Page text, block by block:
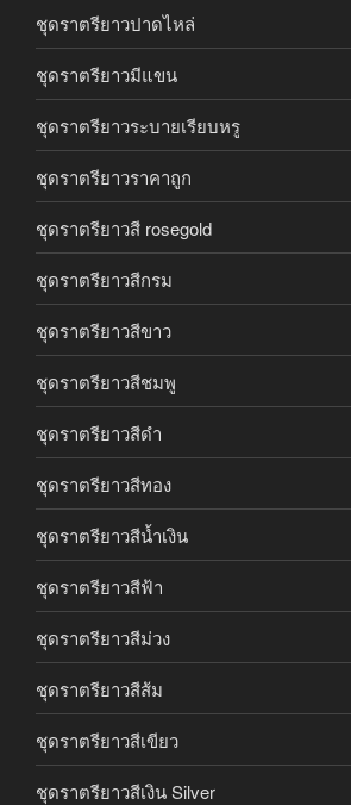
ชุดราตรียาวปาดไหล่
ชุดราตรียาวมีแขน
ชุดราตรียาวระบายเรียบหรู
ชุดราตรียาวราคาถูก
ชุดราตรียาวสี rosegold
ชุดราตรียาวสีกรม
ชุดราตรียาวสีขาว
ชุดราตรียาวสีชมพู
ชุดราตรียาวสีดำ
ชุดราตรียาวสีทอง
ชุดราตรียาวสีน้ำเงิน
ชุดราตรียาวสีฟ้า
ชุดราตรียาวสีม่วง
ชุดราตรียาวสีส้ม
ชุดราตรียาวสีเขียว
ชุดราตรียาวสีเงิน Silver